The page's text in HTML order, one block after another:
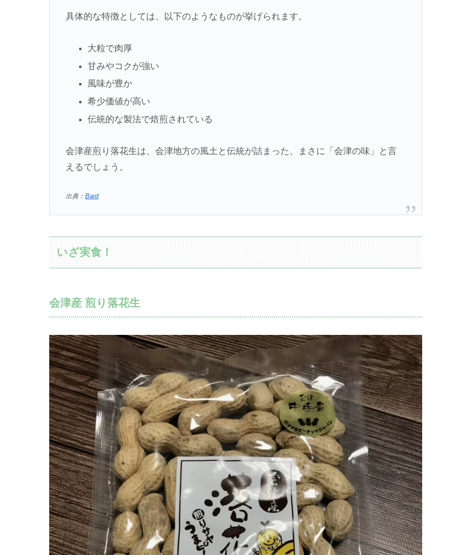
具体的な特徴としては、以下のようなものが挙げられます。
大粒で肉厚
甘みやコクが強い
風味が豊か
希少価値が高い
伝統的な製法で焙煎されている
会津産煎り落花生は、会津地方の風土と伝統が詰まった、まさに「会津の味」と言
えるでしょう。
出典：Bard
いざ実食！
会津産 煎り落花生